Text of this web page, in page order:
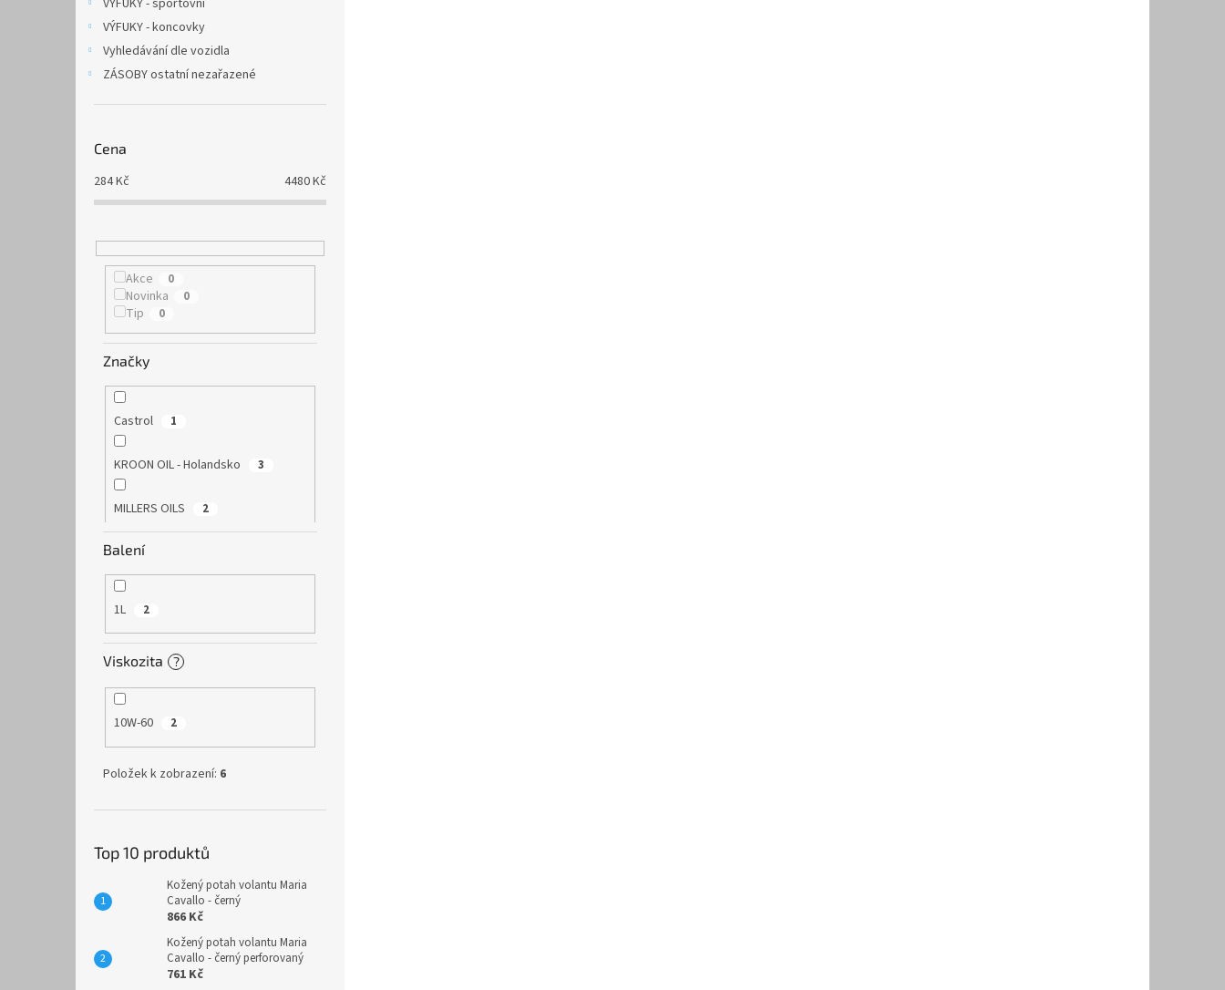
VÝFUKY - sportovní
VÝFUKY - koncovky
Vyhledávání dle vozidla
ZÁSOBY ostatní nezařazené
Cena
284Kč 4480Kč
Akce 0
Novinka 0
Tip 0
Značky
Castrol 1
KROON OIL - Holandsko 3
MILLERS OILS 2
Balení
1L 2
Viskozita ?
10W-60 2
Položek k zobrazení: 6
Top 10 produktů
Kožený potah volantu Maria
Cavallo - černý
866 Kč
Kožený potah volantu Maria
Cavallo - černý perforovaný
761 Kč